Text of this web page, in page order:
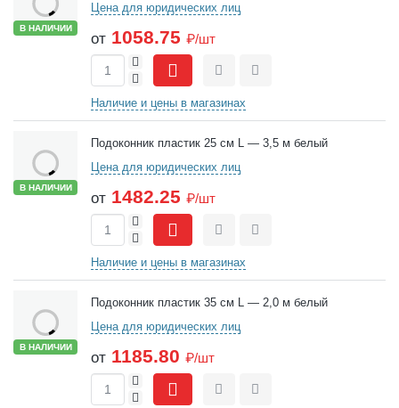
В НАЛИЧИИ
Цена для юридических лиц
от 1058.75 ₽/шт
-
+
СравнитьОтложить
Наличие и цены в магазинах
В НАЛИЧИИ
Подоконник пластик 25 см L — 3,5 м белый
Цена для юридических лиц
от 1482.25 ₽/шт
-
+
СравнитьОтложить
Наличие и цены в магазинах
В НАЛИЧИИ
Подоконник пластик 35 см L — 2,0 м белый
Цена для юридических лиц
от 1185.80 ₽/шт
-
+
СравнитьОтложить